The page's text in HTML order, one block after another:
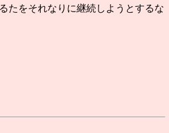
たをそれなりに継続しようとするな